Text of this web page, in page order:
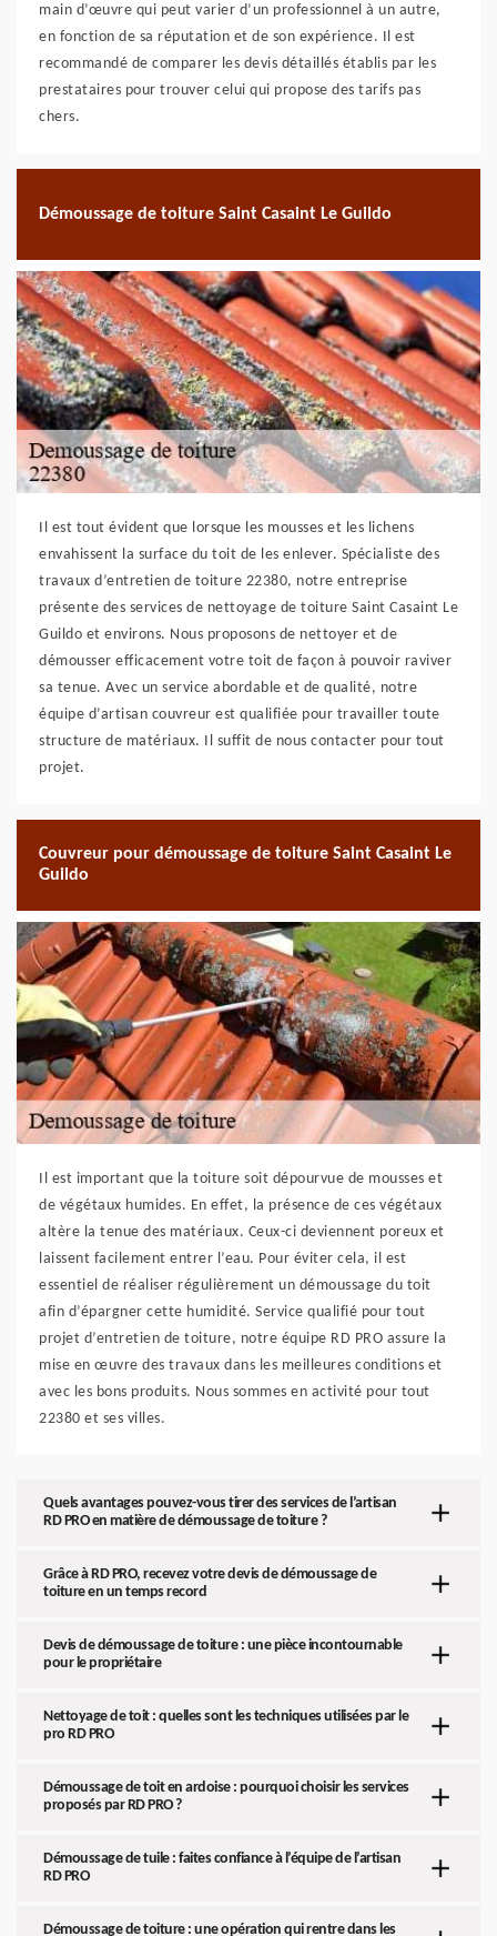
main d’œuvre qui peut varier d’un professionnel à un autre,
en fonction de sa réputation et de son expérience. Il est
recommandé de comparer les devis détaillés établis par les
prestataires pour trouver celui qui propose des tarifs pas
chers.
Démoussage de toiture Saint Casaint Le Guildo
Il est tout évident que lorsque les mousses et les lichens
envahissent la surface du toit de les enlever. Spécialiste des
travaux d’entretien de toiture 22380, notre entreprise
présente des services de nettoyage de toiture Saint Casaint Le
Guildo et environs. Nous proposons de nettoyer et de
démousser efficacement votre toit de façon à pouvoir raviver
sa tenue. Avec un service abordable et de qualité, notre
équipe d’artisan couvreur est qualifiée pour travailler toute
structure de matériaux. Il suffit de nous contacter pour tout
projet.
Couvreur pour démoussage de toiture Saint Casaint Le
Guildo
Il est important que la toiture soit dépourvue de mousses et
de végétaux humides. En effet, la présence de ces végétaux
altère la tenue des matériaux. Ceux-ci deviennent poreux et
laissent facilement entrer l’eau. Pour éviter cela, il est
essentiel de réaliser régulièrement un démoussage du toit
afin d’épargner cette humidité. Service qualifié pour tout
projet d’entretien de toiture, notre équipe RD PRO assure la
mise en œuvre des travaux dans les meilleures conditions et
avec les bons produits. Nous sommes en activité pour tout
22380 et ses villes.
Quels avantages pouvez-vous tirer des services de l’artisan
RD PRO en matière de démoussage de toiture ?
Grâce à RD PRO, recevez votre devis de démoussage de
toiture en un temps record
Devis de démoussage de toiture : une pièce incontournable
pour le propriétaire
Nettoyage de toit : quelles sont les techniques utilisées par le
pro RD PRO
Démoussage de toit en ardoise : pourquoi choisir les services
proposés par RD PRO ?
Démoussage de tuile : faites confiance à l’équipe de l’artisan
RD PRO
Démoussage de toiture : une opération qui rentre dans les